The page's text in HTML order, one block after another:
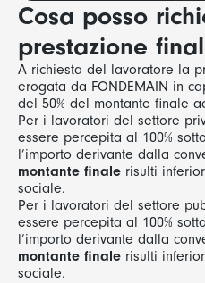
Cosa posso
prestazione
A richiesta del lavoratore la
erogata da FONDEMAIN in
del 50% del montante finale
Per i lavoratori del settore
essere percepita al 100%
l’importo derivante dalla
montante finale risulti
sociale.
Per i lavoratori del settore
essere percepita al 100%
l’importo derivante dalla
montante finale risulti
sociale.